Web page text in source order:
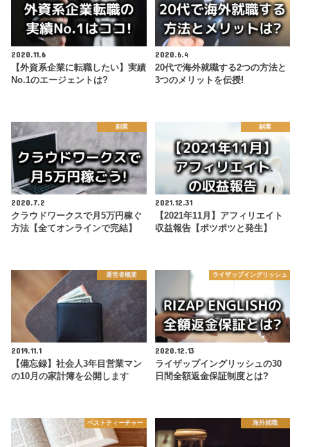
2020.11.6
【外資系企業に転職したい】実績
No.1のエージェントは?
2020.6.4
20代で海外就職する2つの方法と
3つのメリットを伝授!
副業
2020.7.2
クラウドワークスで月5万円稼ぐ
方法【全てオンラインで完結】
副業
2021.12.31
【2021年11月】アフィリエイト
収益報告【ポツポツと発生】
運営者概要
2019.11.1
【備忘録】社会人3年目営業マン
の10月の家計簿を公開します
ライザップイングリッシュ
2020.12.13
ライザップイングリッシュの30
日間全額返金保証制度とは?
ベストティーチャー 海外就職